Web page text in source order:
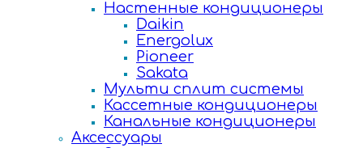
Настенные кондиционеры
Daikin
Energolux
Pioneer
Sakata
Мульти сплит системы
Кассетные кондиционеры
Канальные кондиционеры
Аксессуары